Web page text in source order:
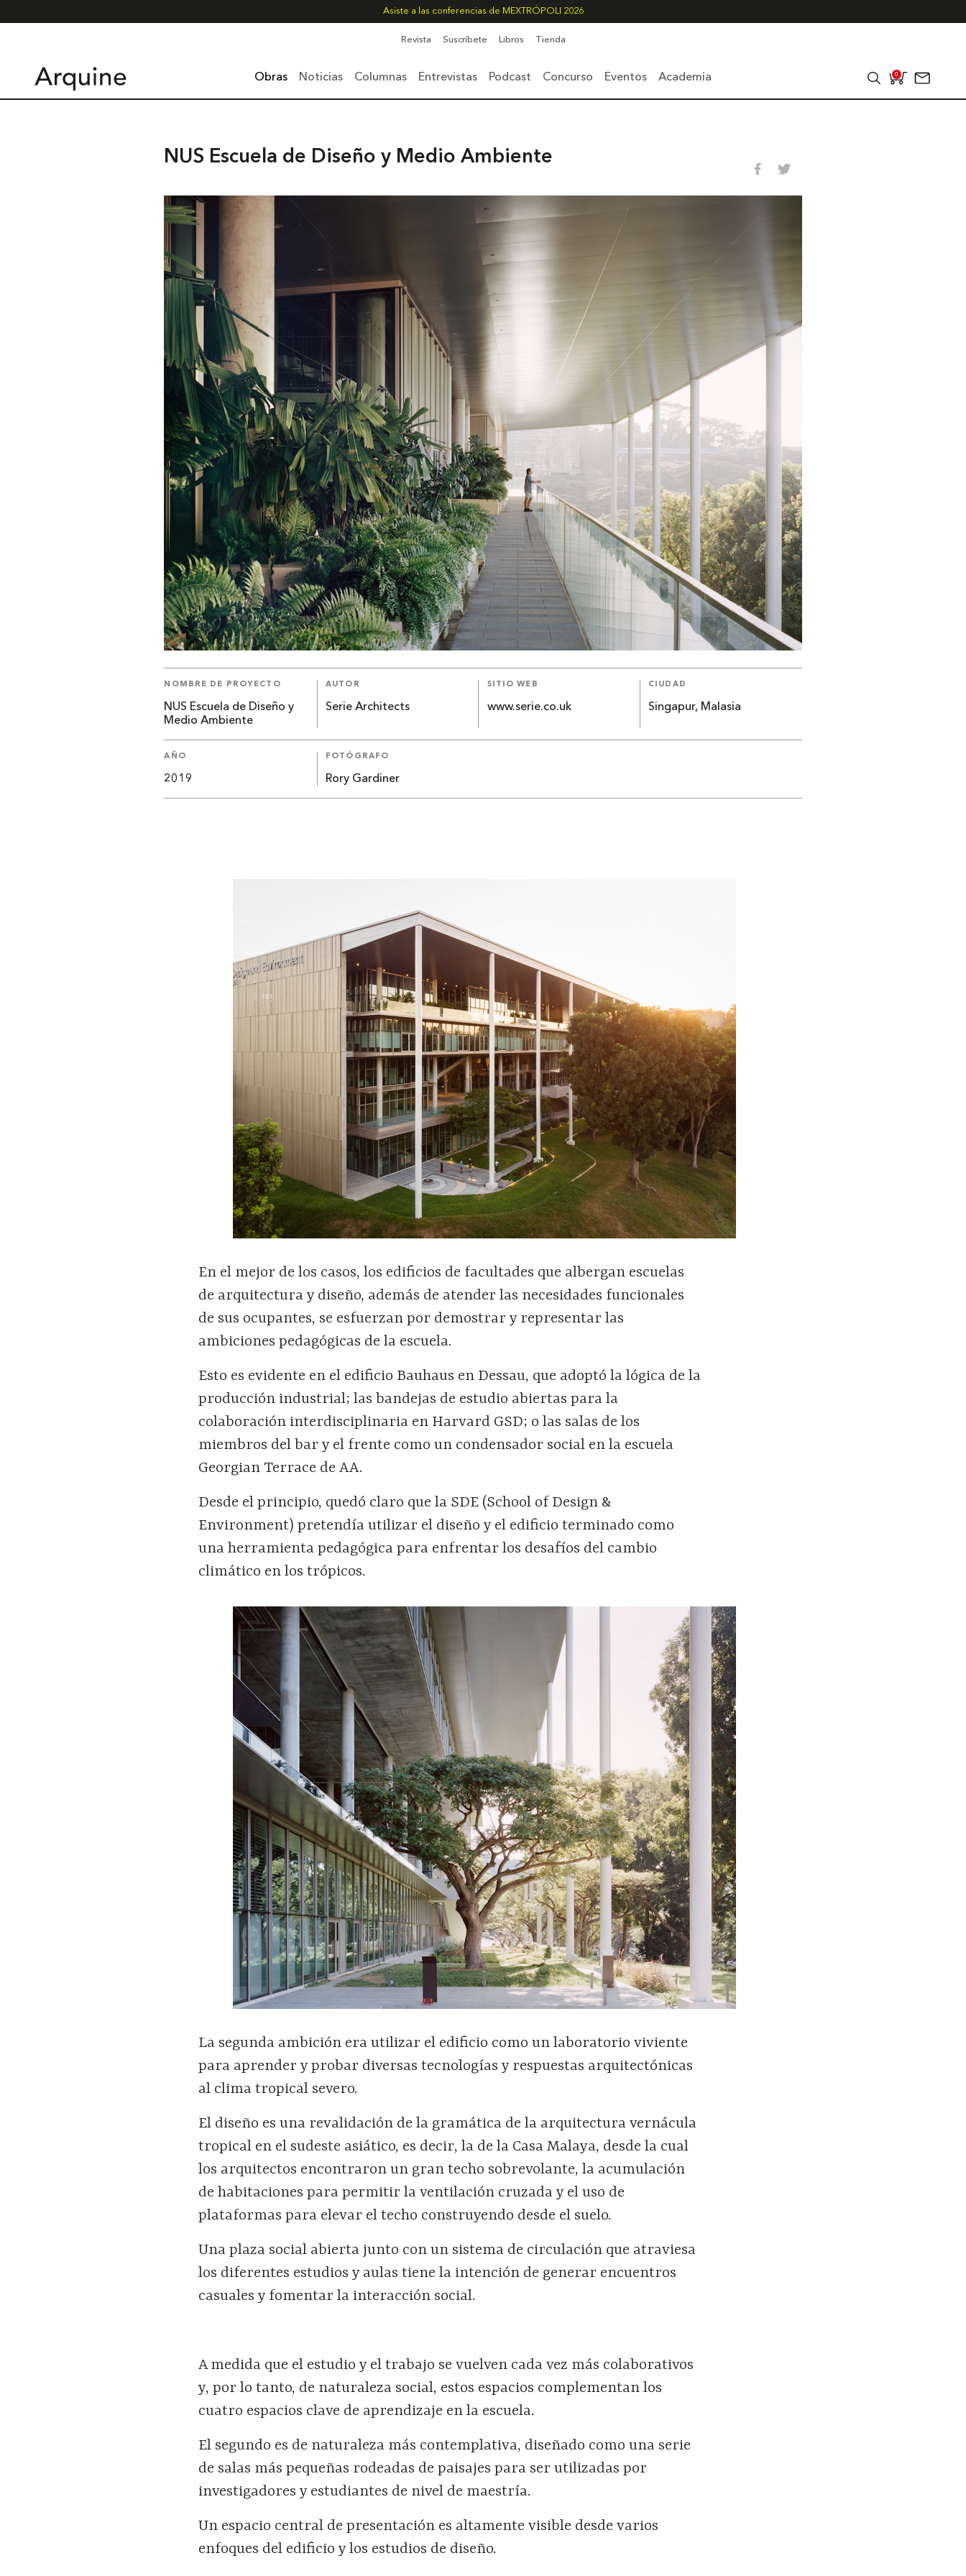
Asiste a las conferencias de MEXTRÓPOLI 2026
Revista Suscríbete Libros Tienda
Obras Noticias Columnas Entrevistas Podcast Concurso Eventos Academia 0
NUS Escuela de Diseño y Medio Ambiente
NOMBRE DE PROYECTO
NUS Escuela de Diseño y
Medio Ambiente
AUTOR
Serie Architects
SITIO WEB
www.serie.co.uk
CIUDAD
Singapur, Malasia
AÑO
2019
FOTÓGRAFO
Rory Gardiner
En el mejor de los casos, los edificios de facultades que albergan escuelas
de arquitectura y diseño, además de atender las necesidades funcionales
de sus ocupantes, se esfuerzan por demostrar y representar las
ambiciones pedagógicas de la escuela.
Esto es evidente en el edificio Bauhaus en Dessau, que adoptó la lógica de la
producción industrial; las bandejas de estudio abiertas para la
colaboración interdisciplinaria en Harvard GSD; o las salas de los
miembros del bar y el frente como un condensador social en la escuela
Georgian Terrace de AA.
Desde el principio, quedó claro que la SDE (School of Design &
Environment) pretendía utilizar el diseño y el edificio terminado como
una herramienta pedagógica para enfrentar los desafíos del cambio
climático en los trópicos.
La segunda ambición era utilizar el edificio como un laboratorio viviente
para aprender y probar diversas tecnologías y respuestas arquitectónicas
al clima tropical severo.
El diseño es una revalidación de la gramática de la arquitectura vernácula
tropical en el sudeste asiático, es decir, la de la Casa Malaya, desde la cual
los arquitectos encontraron un gran techo sobrevolante, la acumulación
de habitaciones para permitir la ventilación cruzada y el uso de
plataformas para elevar el techo construyendo desde el suelo.
Una plaza social abierta junto con un sistema de circulación que atraviesa
los diferentes estudios y aulas tiene la intención de generar encuentros
casuales y fomentar la interacción social.
A medida que el estudio y el trabajo se vuelven cada vez más colaborativos
y, por lo tanto, de naturaleza social, estos espacios complementan los
cuatro espacios clave de aprendizaje en la escuela.
El segundo es de naturaleza más contemplativa, diseñado como una serie
de salas más pequeñas rodeadas de paisajes para ser utilizadas por
investigadores y estudiantes de nivel de maestría.
Un espacio central de presentación es altamente visible desde varios
enfoques del edificio y los estudios de diseño.